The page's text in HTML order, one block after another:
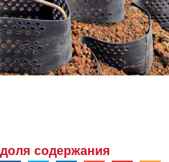
доля содержания